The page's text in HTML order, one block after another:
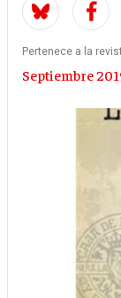
Pertenece a la
Septiembre